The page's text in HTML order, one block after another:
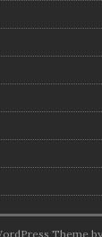
Theme by